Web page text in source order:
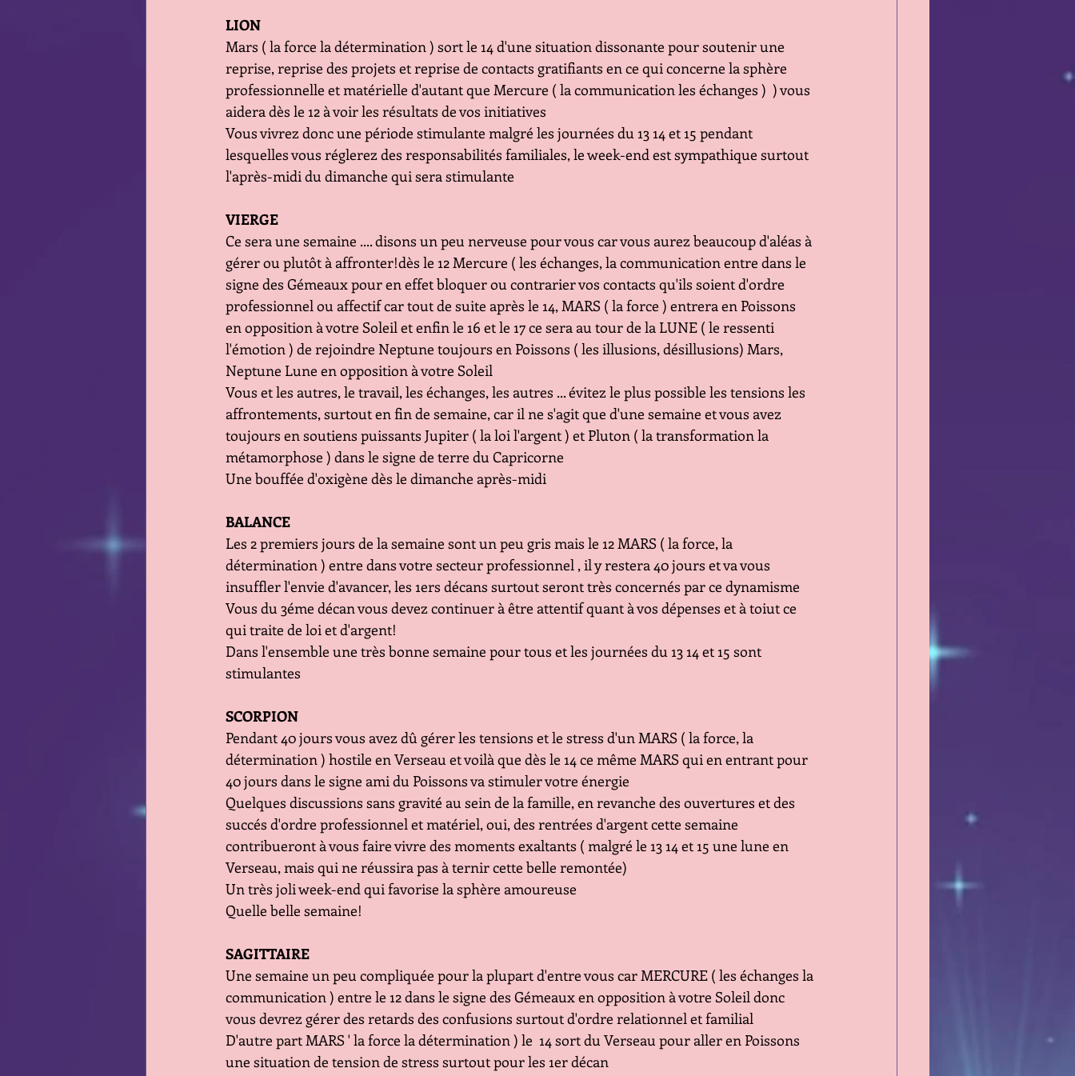
LION
Mars ( la force la détermination ) sort le 14 d'une situation dissonante pour soutenir une
reprise, reprise des projets et reprise de contacts gratifiants en ce qui concerne la sphère
professionnelle et matérielle d'autant que Mercure ( la communication les échanges )  ) vous
aidera dès le 12 à voir les résultats de vos initiatives
Vous vivrez donc une période stimulante malgré les journées du 13 14 et 15 pendant
lesquelles vous réglerez des responsabilités familiales, le week-end est sympathique surtout
l'après-midi du dimanche qui sera stimulante
VIERGE
Ce sera une semaine .... disons un peu nerveuse pour vous car vous aurez beaucoup d'aléas à
gérer ou plutôt à affronter!dès le 12 Mercure ( les échanges, la communication entre dans le
signe des Gémeaux pour en effet bloquer ou contrarier vos contacts qu'ils soient d'ordre
professionnel ou affectif car tout de suite après le 14, MARS ( la force ) entrera en Poissons
en opposition à votre Soleil et enfin le 16 et le 17 ce sera au tour de la LUNE ( le ressenti
l'émotion ) de rejoindre Neptune toujours en Poissons ( les illusions, désillusions) Mars,
Neptune Lune en opposition à votre Soleil
Vous et les autres, le travail, les échanges, les autres ... évitez le plus possible les tensions les
affrontements, surtout en fin de semaine, car il ne s'agit que d'une semaine et vous avez
toujours en soutiens puissants Jupiter ( la loi l'argent ) et Pluton ( la transformation la
métamorphose ) dans le signe de terre du Capricorne
Une bouffée d'oxigène dès le dimanche après-midi
BALANCE
Les 2 premiers jours de la semaine sont un peu gris mais le 12 MARS ( la force, la
détermination ) entre dans votre secteur professionnel , il y restera 40 jours et va vous
insuffler l'envie d'avancer, les 1ers décans surtout seront très concernés par ce dynamisme
Vous du 3éme décan vous devez continuer à être attentif quant à vos dépenses et à toiut ce
qui traite de loi et d'argent!
Dans l'ensemble une très bonne semaine pour tous et les journées du 13 14 et 15 sont
stimulantes
SCORPION
Pendant 40 jours vous avez dû gérer les tensions et le stress d'un MARS ( la force, la
détermination ) hostile en Verseau et voilà que dès le 14 ce même MARS qui en entrant pour
40 jours dans le signe ami du Poissons va stimuler votre énergie
Quelques discussions sans gravité au sein de la famille, en revanche des ouvertures et des
succés d'ordre professionnel et matériel, oui, des rentrées d'argent cette semaine
contribueront à vous faire vivre des moments exaltants ( malgré le 13 14 et 15 une lune en
Verseau, mais qui ne réussira pas à ternir cette belle remontée)
Un très joli week-end qui favorise la sphère amoureuse
Quelle belle semaine!
SAGITTAIRE
Une semaine un peu compliquée pour la plupart d'entre vous car MERCURE ( les échanges la
communication ) entre le 12 dans le signe des Gémeaux en opposition à votre Soleil donc
vous devrez gérer des retards des confusions surtout d'ordre relationnel et familial
D'autre part MARS ' la force la détermination ) le  14 sort du Verseau pour aller en Poissons
une situation de tension de stress surtout pour les 1er décan